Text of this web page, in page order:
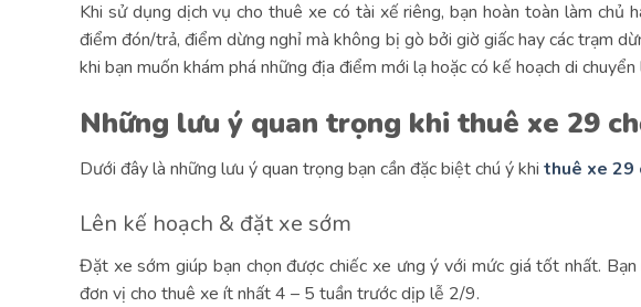
Khi sử dụng dịch vụ cho thuê xe có tài xế riêng, bạn hoàn toàn làm chủ
điểm đón/trả, điểm dừng nghỉ mà không bị gò bởi giờ giấc hay các trạm
khi bạn muốn khám phá những địa điểm mới lạ hoặc có kế hoạch di
Những lưu ý quan trọng khi thuê xe 29
Dưới đây là những lưu ý quan trọng bạn cần đặc biệt chú ý khi thuê xe 29
Lên kế hoạch & đặt xe sớm
Đặt xe sớm giúp bạn chọn được chiếc xe ưng ý với mức giá tốt nhất.
đơn vị cho thuê xe ít nhất 4 – 5 tuần trước dịp lễ 2/9.